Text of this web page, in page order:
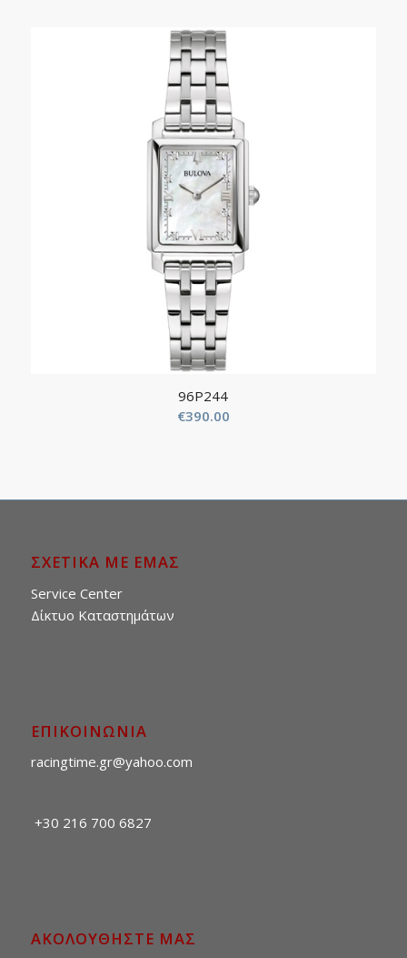
96P244
€390.00
ΣΧΕΤΙΚΑ ΜΕ ΕΜΑΣ
Service Center
Δίκτυο Καταστημάτων
ΕΠΙΚΟΙΝΩΝΙΑ
racingtime.gr@yahoo.com
+30 216 700 6827
ΑΚΟΛΟΥΘΗΣΤΕ ΜΑΣ